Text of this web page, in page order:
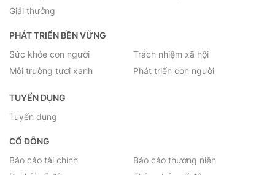
Giải thưởng
PHÁT TRIỂN BỀN VỮNG
Sức khỏe con người
Trách nhiệm xã hội
Môi trường tươi xanh
Phát triển con người
TUYỂN DỤNG
Tuyển dụng
CỔ ĐÔNG
Báo cáo tài chính
Báo cáo thường niên